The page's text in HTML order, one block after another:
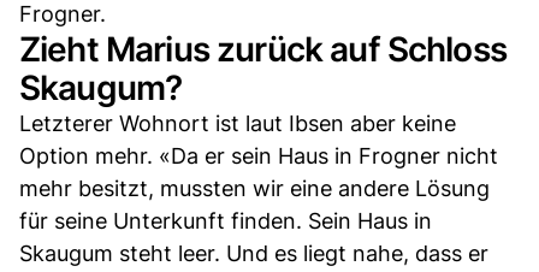
Frogner.
Zieht Marius zurück auf Schloss
Skaugum?
Letzterer Wohnort ist laut Ibsen aber keine
Option mehr. «Da er sein Haus in Frogner nicht
mehr besitzt, mussten wir eine andere Lösung
für seine Unterkunft finden. Sein Haus in
Skaugum steht leer. Und es liegt nahe, dass er